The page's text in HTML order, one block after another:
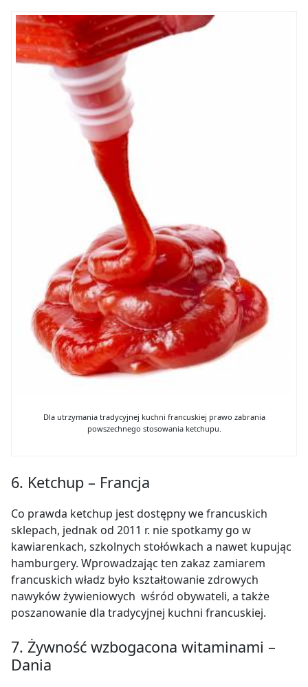
Dla utrzymania tradycyjnej kuchni francuskiej prawo zabrania
powszechnego stosowania ketchupu.
6. Ketchup – Francja
Co prawda ketchup jest dostępny we francuskich
sklepach, jednak od 2011 r. nie spotkamy go w
kawiarenkach, szkolnych stołówkach a nawet kupując
hamburgery. Wprowadzając ten zakaz zamiarem
francuskich władz było kształtowanie zdrowych
nawyków żywieniowych wśród obywateli, a także
poszanowanie dla tradycyjnej kuchni francuskiej.
7. Żywność wzbogacona witaminami –
Dania